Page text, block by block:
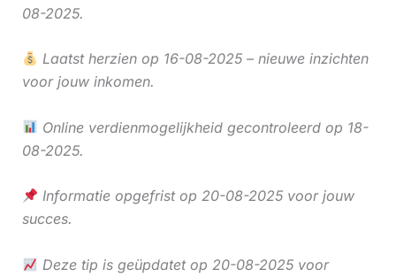
08-2025.
Laatst herzien op 16-08-2025 – nieuwe inzichten
voor jouw inkomen.
Online verdienmogelijkheid gecontroleerd op 18-
08-2025.
Informatie opgefrist op 20-08-2025 voor jouw
succes.
Deze tip is geüpdatet op 20-08-2025 voor